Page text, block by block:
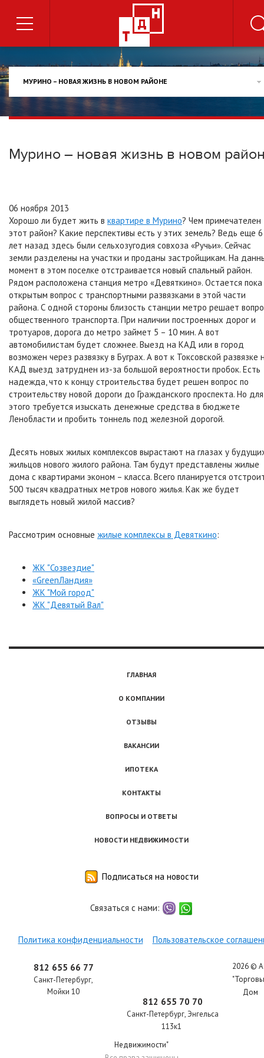
МУРИНО – НОВАЯ ЖИЗНЬ В НОВОМ РАЙОНЕ
Мурино – новая жизнь в новом
06 ноября 2013
Хорошо ли будет жить в квартире в Мурино? Чем примечателен
этот район? Какие перспективы есть у этих земель? Ведь еще 6
лет назад здесь были сельхозугодия совхоза «Ручьи». Сейчас
земли разделены на участки и проданы застройщикам. На
момент в этом поселке отстраивается новый спальный район.
Рядом расположена станция метро «Девяткино». Остается пока
открытым вопрос с транспортными развязками в этой части
района. С одной стороны близость станции метро решает
общественного транспорта. При наличии построенных дорог и
тротуаров, дорога до метро займет 5 – 10 мин. А вот
автомобилистам будет сложнее. Выезд на КАД или в город
возможен через развязку в Буграх. А вот к Токсовской развязке
КАД выезд затруднен из-за большой вероятности пробок. Есть
надежда, что к концу строительства будет решен вопрос по
строительству новой дороги до Гражданского проспекта. Но для
этого требуется изыскать денежные средства в бюджете
Ленобласти и пробить тоннель под железной дорогой.
Десять новых жилых комплексов вырастают на глазах у
жильцов нового жилого района. Там будут представлены жилые
дома с квартирами эконом – класса. Всего планируется
500 тысяч квадратных метров нового жилья. Как же будет
выглядеть новый жилой массив?
Рассмотрим основные жилые комплексы в Девяткино:
ЖК "Созвездие"
«GreenЛандия»
ЖК "Мой город"
ЖК "Девятый Вал"
ГЛАВНАЯ
О КОМПАНИИ
ОТЗЫВЫ
ВАКАНСИИ
ИПОТЕКА
КОНТАКТЫ
ВОПРОСЫ И ОТВЕТЫ
НОВОСТИ НЕДВИЖИМОСТИ
Подписаться на новости
Связаться с нами:
viber
whatsapp
Политика конфиденциальности Пользовательское
812 655 66 77
Санкт-Петербург,
Мойки 10
812 655 70 70
Санкт-Петербург, Энгельса
113к1
2026 ©
Дом
Недвижимости"